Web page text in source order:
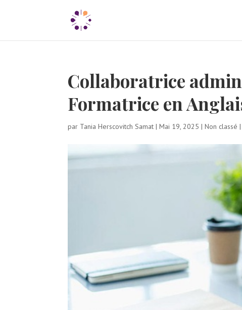
Collaboratrice
Formatrice en
par Tania Herscovitch Samat |Mai 19, 2025 |Non classé